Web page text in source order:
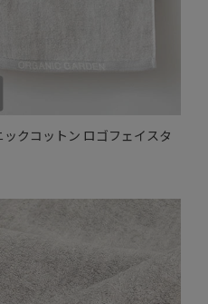
クコットン ロゴフェイスタ